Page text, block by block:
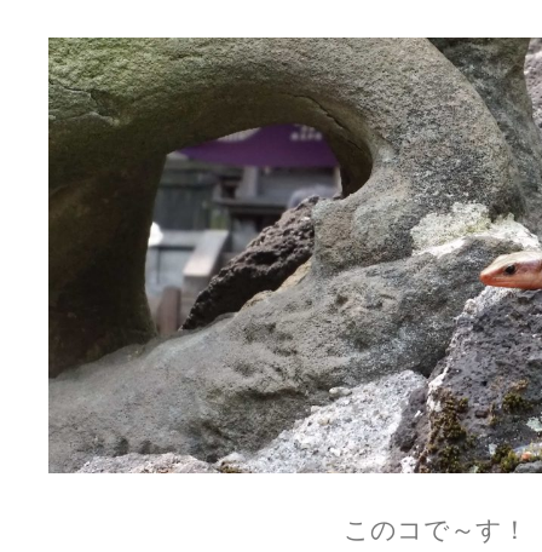
このコで～す！